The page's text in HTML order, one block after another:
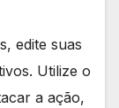
edite suas
Utilize o
a ação,